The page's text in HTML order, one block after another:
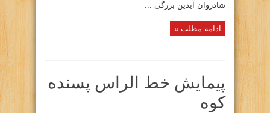
شادروان آیدین بزرگی ...
ادامه مطلب »
پیمایش خط الراس پسنده
کوه